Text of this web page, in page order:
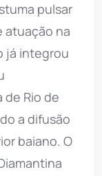
pulsar
atuação na
já integrou
de Rio de
a difusão
baiano. O